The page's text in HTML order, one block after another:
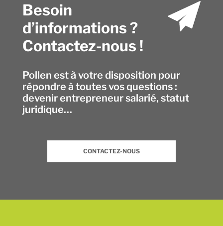
Besoin
d’informations ?
Contactez-nous !
Pollen est à votre disposition pour
répondre à toutes vos questions :
devenir entrepreneur salarié, statut
juridique…
CONTACTEZ-NOUS